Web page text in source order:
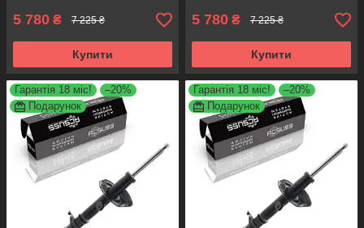
5 780 ₴ 7 225 ₴
Купити
5 780 ₴ 7 225 ₴
Купити
Гарантія 18 міс!
–20%
Подарунок
Гарантія 18 міс!
–20%
Подарунок